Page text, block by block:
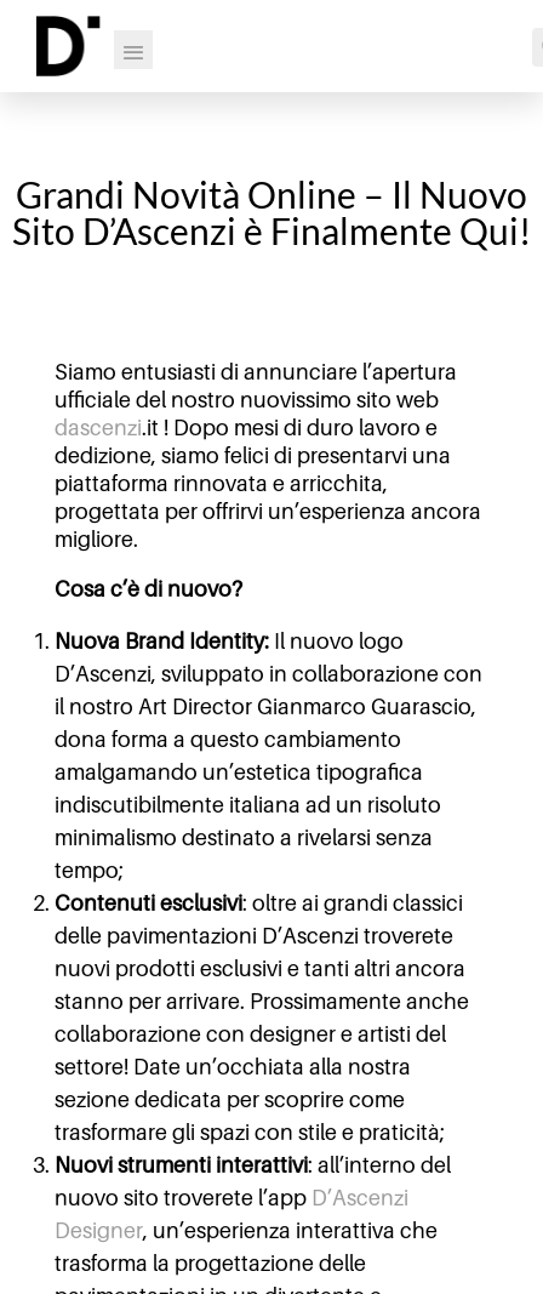
Grandi Novità Online – Il Nuovo
Sito D’Ascenzi è Finalmente Qui!
Siamo entusiasti di annunciare l’apertura
ufficiale del nostro nuovissimo sito web
dascenzi.it ! Dopo mesi di duro lavoro e
dedizione, siamo felici di presentarvi una
piattaforma rinnovata e arricchita,
progettata per offrirvi un’esperienza ancora
migliore.
Cosa c’è di nuovo?
Nuova Brand Identity: Il nuovo logo
D’Ascenzi, sviluppato in collaborazione con
il nostro Art Director Gianmarco Guarascio,
dona forma a questo cambiamento
amalgamando un’estetica tipografica
indiscutibilmente italiana ad un risoluto
minimalismo destinato a rivelarsi senza
tempo;
Contenuti esclusivi: oltre ai grandi classici
delle pavimentazioni D’Ascenzi troverete
nuovi prodotti esclusivi e tanti altri ancora
stanno per arrivare. Prossimamente anche
collaborazione con designer e artisti del
settore! Date un’occhiata alla nostra
sezione dedicata per scoprire come
trasformare gli spazi con stile e praticità;
Nuovi strumenti interattivi: all’interno del
nuovo sito troverete l’app D’Ascenzi
Designer, un’esperienza interattiva che
trasforma la progettazione delle